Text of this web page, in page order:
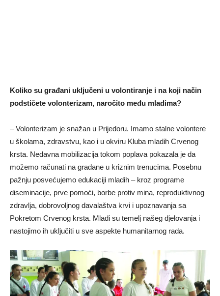
Koliko su građani uklјučeni u volontiranje i na koji način
podstičete volonterizam, naročito među mladima?
– Volonterizam je snažan u Prijedoru. Imamo stalne volontere
u školama, zdravstvu, kao i u okviru Kluba mladih Crvenog
krsta. Nedavna mobilizacija tokom poplava pokazala je da
možemo računati na građane u kriznim trenucima. Posebnu
pažnju posvećujemo edukaciji mladih – kroz programe
diseminacije, prve pomoći, borbe protiv mina, reproduktivnog
zdravlјa, dobrovolјnog davalaštva krvi i upoznavanja sa
Pokretom Crvenog krsta. Mladi su temelј našeg d‌jelovanja i
nastojimo ih uklјučiti u sve aspekte humanitarnog rada.